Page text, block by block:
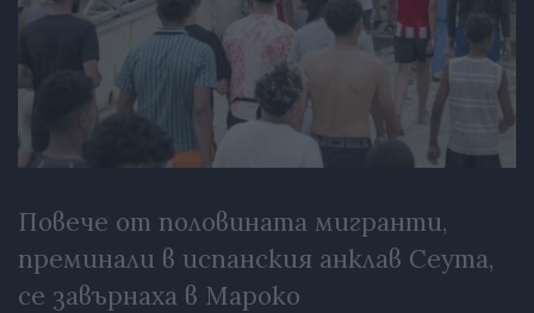
Повече от половината мигранти,
преминали в испанския анклав Сеута,
се завърнаха в Мароко